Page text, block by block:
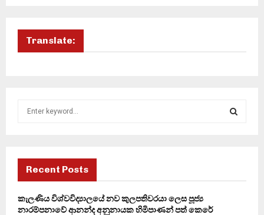
Translate:
f
r
Recent Posts
කැලණිය විශ්වවිද්‍යාලයේ නව කුලපතිවරයා ලෙස පූජ්‍ය
නාරම්පනාවේ ආනන්ද අනුනායක හිමිපාණන් පත් කෙරේ